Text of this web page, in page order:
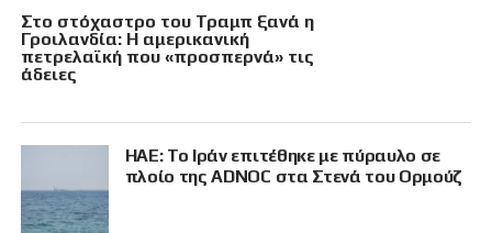
Στο στόχαστρο του Τραμπ ξανά η
Γροιλανδία: Η αμερικανική
πετρελαϊκή που «προσπερνά» τις
άδειες
ΗΑΕ: Το Ιράν επιτέθηκε με πύραυλο σε
πλοίο της ADNOC στα Στενά του Ορμούζ